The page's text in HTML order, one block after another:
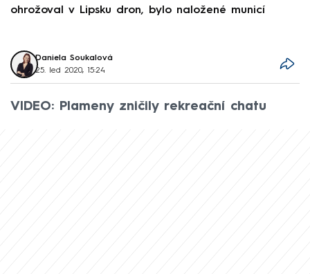
ohrožoval v Lipsku dron, bylo naložené municí
Daniela Soukalová
25. led 2020, 15:24
VIDEO: Plameny zničily rekreační chatu